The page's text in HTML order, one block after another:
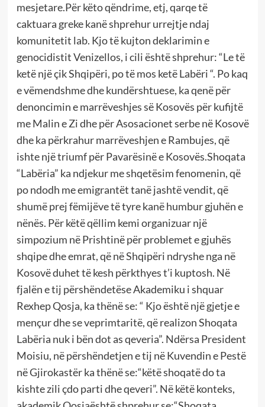
mesjetare.Për këto qëndrime, etj, qarqe të
caktuara greke kanë shprehur urrejtje ndaj
komunitetit lab. Kjo të kujton deklarimin e
genocidistit Venizellos, i cili është shprehur: “Le të
ketë një çik Shqipëri, po të mos ketë Labëri “. Po kaq
e vëmendshme dhe kundërshtuese, ka qenë për
denoncimin e marrëveshjes së Kosovës për kufijtë
me Malin e Zi dhe për Asosacionet serbe në Kosovë
dhe ka përkrahur marrëveshjen e Rambujes, që
ishte një triumf për Pavarësinë e Kosovës.Shoqata
“Labëria” ka ndjekur me shqetësim fenomenin, që
po ndodh me emigrantët tanë jashtë vendit, që
shumë prej fëmijëve të tyre kanë humbur gjuhën e
nënës. Për këtë qëllim kemi organizuar një
simpozium në Prishtinë për problemet e gjuhës
shqipe dhe emrat, që në Shqipëri ndryshe nga në
Kosovë duhet të kesh përkthyes t’i kuptosh. Në
fjalën e tij përshëndetëse Akademiku i shquar
Rexhep Qosja, ka thënë se: “ Kjo është një gjetje e
mençur dhe se veprimtaritë, që realizon Shoqata
Labëria nuk i bën dot as qeveria”. Ndërsa President
Moisiu, në përshëndetjen e tij në Kuvendin e Pestë
në Gjirokastër ka thënë se:“këtë shoqatë do ta
kishte zili çdo parti dhe qeveri”. Në këtë konteks,